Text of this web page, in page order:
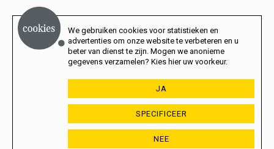
We gebruiken cookies voor statistieken en
advertenties om onze website te verbeteren en u
beter van dienst te zijn. Mogen we anonieme
gegevens verzamelen? Kies hier uw voorkeur.
JA
SPECIFICEER
NEE